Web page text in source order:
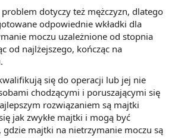
dotyczy też mężczyzn, dlatego
odpowiednie wkładki dla
moczu uzależnione od stopnia
od najlżejszego, kończąc na
się do operacji lub jej nie
chodzącymi i poruszającymi się
rozwiązaniem są majtki
jak zwykłe majtki i mogą być
gdzie majtki na nietrzymanie moczu są